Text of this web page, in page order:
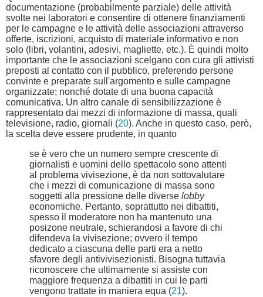
documentazione (probabilmente parziale) delle attività
svolte nei laboratori e consentire di ottenere finanziamenti
per le campagne e le attività delle associazioni attraverso
offerte, iscrizioni, acquisto di materiale informativo e non
solo (libri, volantini, adesivi, magliette, etc.). È quindi molto
importante che le associazioni scelgano con cura gli attivisti
preposti al contatto con il pubblico, preferendo persone
convinte e preparate sull'argomento e sulle campagne
organizzate; nonché dotate di una buona capacità
comunicativa. Un altro canale di sensibilizzazione è
rappresentato dai mezzi di informazione di massa, quali
televisione, radio, giornali (20). Anche in questo caso, però,
la scelta deve essere prudente, in quanto
se è vero che un numero sempre crescente di
giornalisti e uomini dello spettacolo sono attenti
al problema vivisezione, è da non sottovalutare
che i mezzi di comunicazione di massa sono
soggetti alla pressione delle diverse lobby
economiche. Pertanto, soprattutto nei dibattiti,
spesso il moderatore non ha mantenuto una
posizone neutrale, schierandosi a favore di chi
difendeva la vivisezione; ovvero il tempo
dedicato a ciascuna delle parti era a netto
sfavore degli antivivisezionisti. Bisogna tuttavia
riconoscere che ultimamente si assiste con
maggiore frequenza a dibattiti in cui le parti
vengono trattate in maniera equa (21).